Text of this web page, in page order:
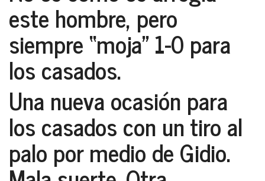
este hombre, pero
siempre “moja” 1-0 para
los casados.
Una nueva ocasión para
los casados con un tiro al
palo por medio de Gidio.